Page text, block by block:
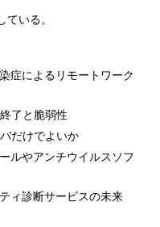
いる。
症によるリモートワーク
了と脆弱性
だけでよいか
ルやアンチウイルスソフ
ィ診断サービスの未来